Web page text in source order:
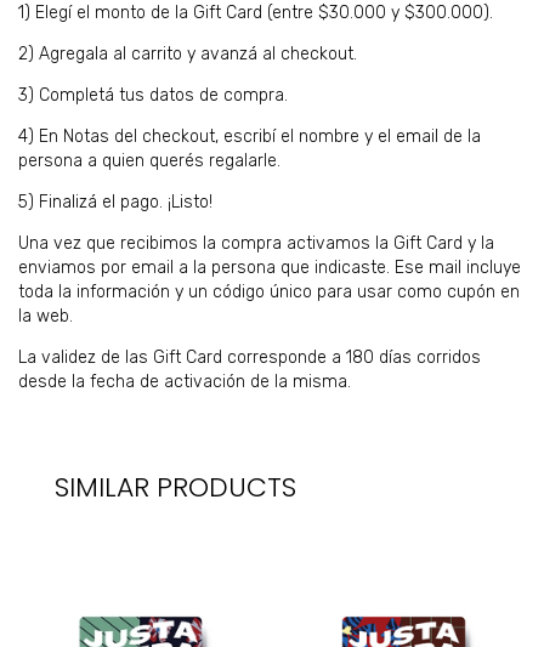
1) Elegí el monto de la Gift Card (entre $30.000 y $300.000).
2) Agregala al carrito y avanzá al checkout.
3) Completá tus datos de compra.
4) En Notas del checkout, escribí el nombre y el email de la
persona a quien querés regalarle.
5) Finalizá el pago. ¡Listo!
Una vez que recibimos la compra activamos la Gift Card y la
enviamos por email a la persona que indicaste. Ese mail incluye
toda la información y un código único para usar como cupón en
la web.
La validez de las Gift Card corresponde a 180 días corridos
desde la fecha de activación de la misma.
SIMILAR PRODUCTS